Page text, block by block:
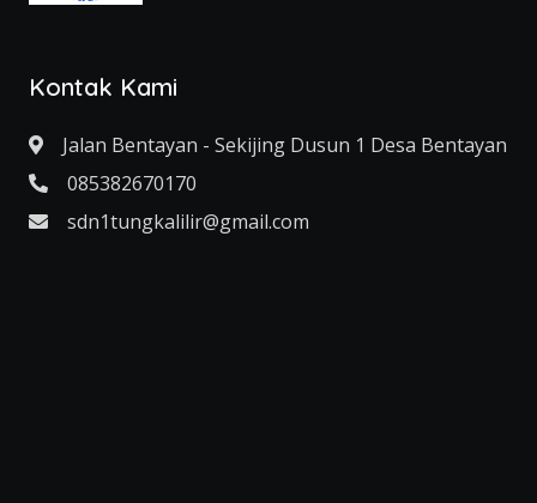
Kontak Kami
Jalan Bentayan - Sekijing Dusun 1 Desa Bentayan
085382670170
sdn1tungkalilir@gmail.com